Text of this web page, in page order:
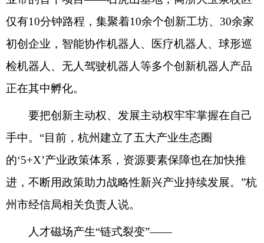
仅有10分钟路程，集聚着10余个创新工坊、30余家
初创企业，智能协作机器人、医疗机器人、球形巡
检机器人、无人驾驶机器人等多个创新机器人产品
正在其中孵化。
要把创新主动权、发展主动权牢牢掌握在自己
手中。“目前，杭州建立了五大产业生态圈
的‘5+X’产业政策体系，资源要素保障也在加快推
进，不断用政策助力战略性新兴产业持续发展。”杭
州市经信局相关负责人说。
人才磁场产生“链式裂变”——